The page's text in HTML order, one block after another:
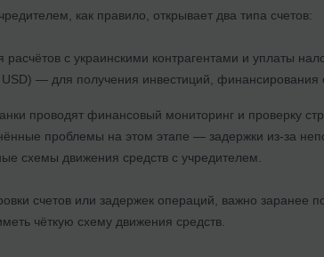
как правило, открывает два типа счетов:
с украинскими контрагентами и уплаты
— для получения инвестиций, финансирования
проводят финансовый мониторинг и проверку
проблемы на этом этапе — задержки из-за
схемы движения средств с учредителем.
счетов или задержек операций, важно заранее
чёткую схему движения средств.